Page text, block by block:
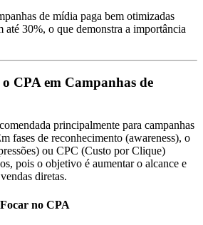
de mídia paga bem otimizadas
até 30%, o que demonstra a importância
CPA em Campanhas de
principalmente para campanhas
fases de reconhecimento (awareness), o
ou CPC (Custo por Clique)
pois o objetivo é aumentar o alcance e
diretas.
no CPA